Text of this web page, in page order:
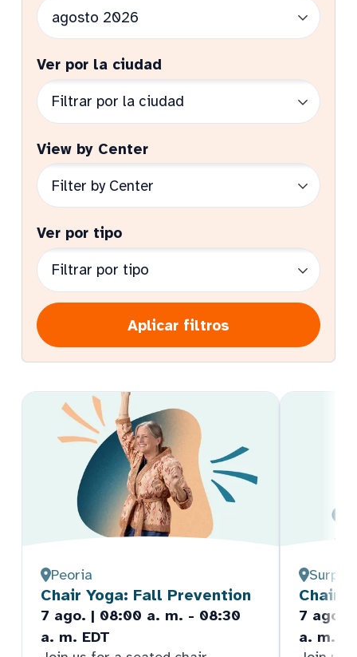
Ver por la ciudad
View by Center
Ver por tipo
Aplicar filtros
Peoria
Chair Yoga: Fall Prevention
7 ago. | 08:00 a. m. - 08:30
a. m. EDT
Chair
7 ago.
a. m.